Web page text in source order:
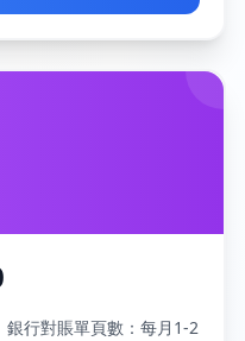
行對賬單頁數：每月1-2